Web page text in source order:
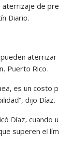
de
Diario.
Puerto Rico.
es un
dijo Díaz.
Díaz,
superen el